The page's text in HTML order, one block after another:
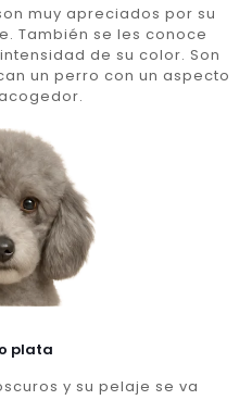
muy apreciados por su
También se les conoce
de su color. Son
un perro con un aspecto
plata
y su pelaje se va